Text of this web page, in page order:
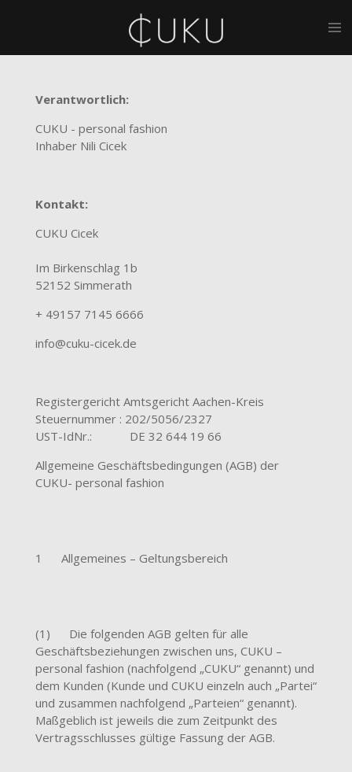
Verantwortlich:
CUKU - personal fashion
Inhaber Nili Cicek
Kontakt:
CUKU Cicek
Im Birkenschlag 1b
52152 Simmerath
+ 49157 7145 6666
info@cuku-cicek.de
Registergericht Amtsgericht Aachen-Kreis
Steuernummer : 202/5056/2327
UST-IdNr.: DE 32 644 19 66
Allgemeine Geschäftsbedingungen (AGB) der
CUKU- personal fashion
1 Allgemeines – Geltungsbereich
(1) Die folgenden AGB gelten für alle
Geschäftsbeziehungen zwischen uns, CUKU –
personal fashion (nachfolgend „CUKU“ genannt) und
dem Kunden (Kunde und CUKU einzeln auch „Partei“
und zusammen nachfolgend „Parteien“ genannt).
Maßgeblich ist jeweils die zum Zeitpunkt des
Vertragsschlusses gültige Fassung der AGB.